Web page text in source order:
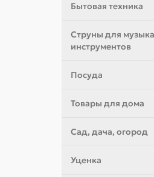
Бытовая техника
Струны для
инструментов
Посуда
Товары для дома
Сад, дача, огород
Уценка